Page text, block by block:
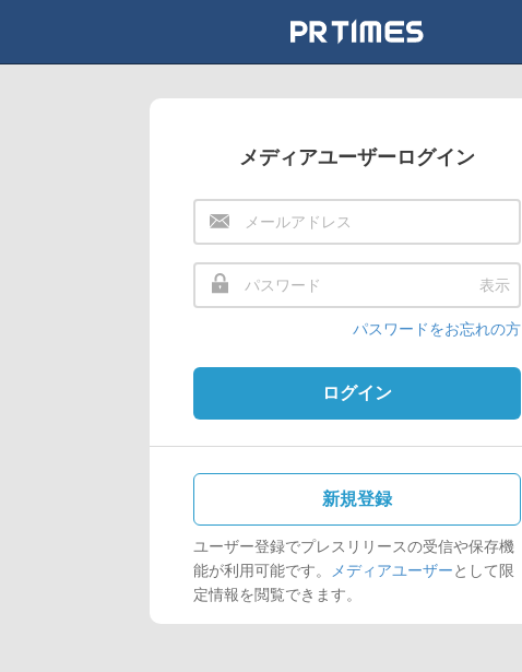
メディアユーザーログイン
表示
パスワードをお忘れの方
ログイン
新規登録
ユーザー登録でプレスリリースの受信や保存機
能が利用可能です。
メディアユーザーとして限
定情報を閲覧できます。